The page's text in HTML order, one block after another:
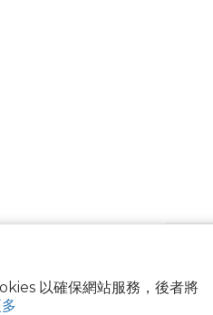
以確保網站服務，後者將